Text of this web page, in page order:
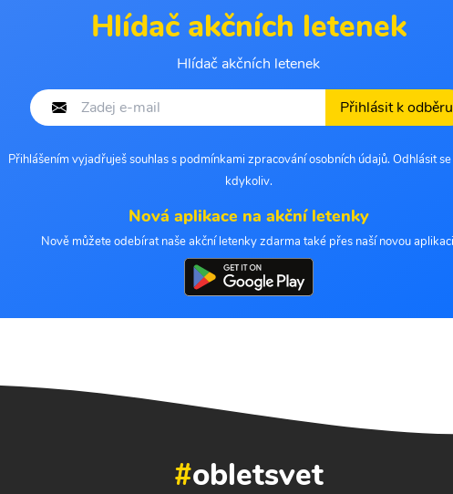
Hlídač akčních letenek
Hlídač akčních letenek
Přihlásit k odběru
Přihlášením vyjadřuješ souhlas s podmínkami zpracování osobních údajů. Odhlásit
kdykoliv.
Nová aplikace na akční letenky
Nově můžete odebírat naše akční letenky zdarma také přes naší novou
#obletsvet